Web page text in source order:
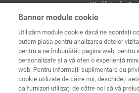
Wolffstraße 1
56746
Acasă
Date de
contact
Banner module cookie
Utilizăm module cookie dacă ne acordați
putem plasa pentru analizarea datelor
pentru a ne îmbunătăți pagina web, pentru
personalizate și a vă oferi o experiență
web. Pentru informații suplimentare cu
cookie utilizate de către noi, deschideți
ca furnizori utilizați de către noi să vă